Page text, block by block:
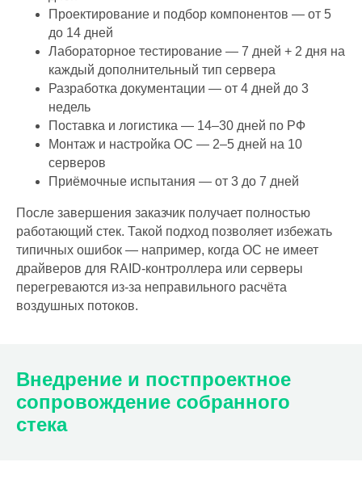
Проектирование и подбор компонентов — от 5
до 14 дней
Лабораторное тестирование — 7 дней + 2 дня на
каждый дополнительный тип сервера
Разработка документации — от 4 дней до 3
недель
Поставка и логистика — 14–30 дней по РФ
Монтаж и настройка ОС — 2–5 дней на 10
серверов
Приёмочные испытания — от 3 до 7 дней
После завершения заказчик получает полностью
работающий стек. Такой подход позволяет избежать
типичных ошибок — например, когда ОС не имеет
драйверов для RAID-контроллера или серверы
перегреваются из-за неправильного расчёта
воздушных потоков.
Внедрение и постпроектное
сопровождение собранного
стека